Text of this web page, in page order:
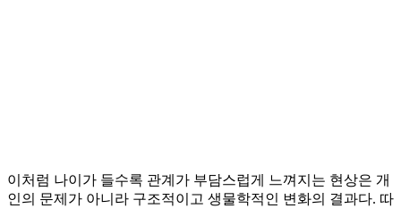
이처럼 나이가 들수록 관계가 부담스럽게 느껴지는 현상은 개
인의 문제가 아니라 구조적이고 생물학적인 변화의 결과다. 따